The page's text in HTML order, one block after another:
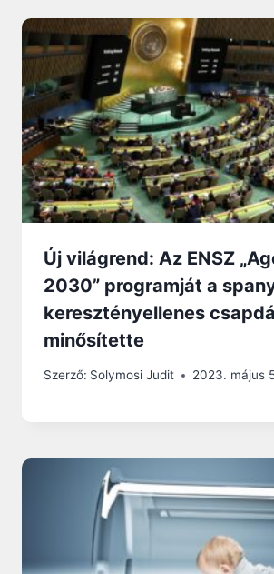
Új világrend: Az ENSZ
2030” programját a
keresztényellenes
minősítette
Szerző: Solymosi Judit 2023. május